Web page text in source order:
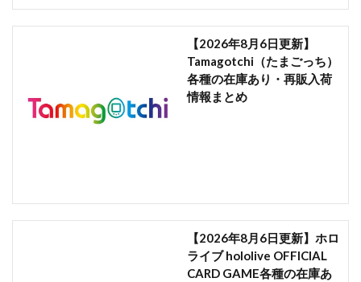
【2026年8月6日更新】
Tamagotchi（たまごっち）
各種の在庫あり・再販入荷
情報まとめ
【2026年8月6日更新】ホロ
ライブ hololive OFFICIAL
CARD GAME各種の在庫あ